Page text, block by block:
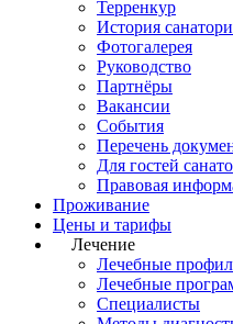
Терренкур
История
Фотогалерея
Руководство
Партнёры
Вакансии
События
Перечень
Для гостей
Правовая
Проживание
Цены и тарифы
Лечение
Лечебные
Лечебные
Специалисты